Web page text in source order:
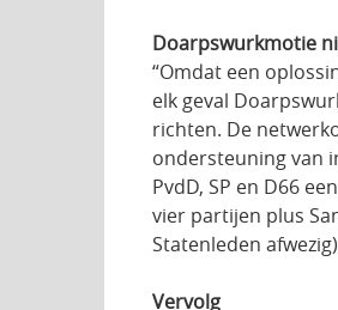
Doarpswurkmotie
“Omdat een
elk geval
richten. De
ondersteuning van
PvdD, SP en D66 een
vier partijen plus
Statenleden
Vervolg